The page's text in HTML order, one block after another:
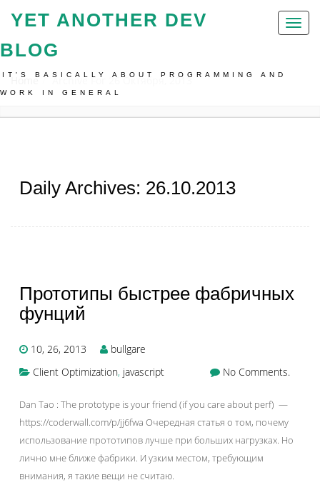
Toggle
YET ANOTHER DEV
BLOG
IT'S BASICALLY ABOUT PROGRAMMING AND
WORK IN GENERAL
Home Archive For 26 Октября, 2013
Daily Archives: 26.10.2013
Прототипы быстрее фабричных
фунций
10, 26, 2013
bullgare
Client Optimization, javascript No Comments.
Dan Tao : The prototype is your friend (if you care about perf) —
https://coderwall.com/p/jj6fwa Очередная статья о том, почему
использование прототипов лучше при больших нагрузках. Но
лично мне ближе фабрики. И узким местом, требующим
внимания, я такие вещи не считаю.